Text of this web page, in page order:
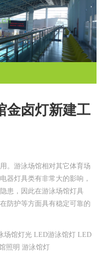
金卤灯新建工
。游泳场馆相对其它体育场
器灯具类有非常大的影响，
患，因此在游泳场馆灯具
防护等方面具有稳定可靠的
场馆灯光 LED游泳馆灯 LED
照明 游泳馆灯